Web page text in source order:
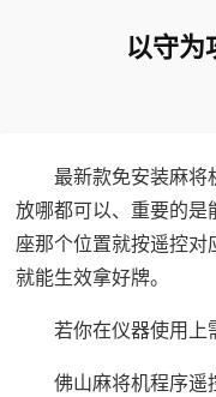
以守为
最新款免安装麻将
放哪都可以、重要的是
座那个位置就按遥控
就能生效拿好牌。
若你在仪器使用上
佛山麻将机程序遥